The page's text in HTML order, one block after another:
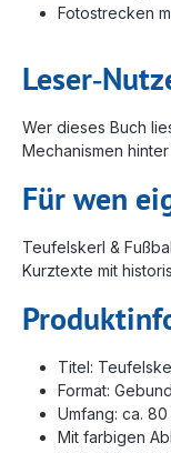
Fotostrecken
Wer dieses Buch
Mechanismen
Für wen
Teufelskerl &
Kurztexte mit
Titel:
Format:
Umfang: ca.
Mit farbigen